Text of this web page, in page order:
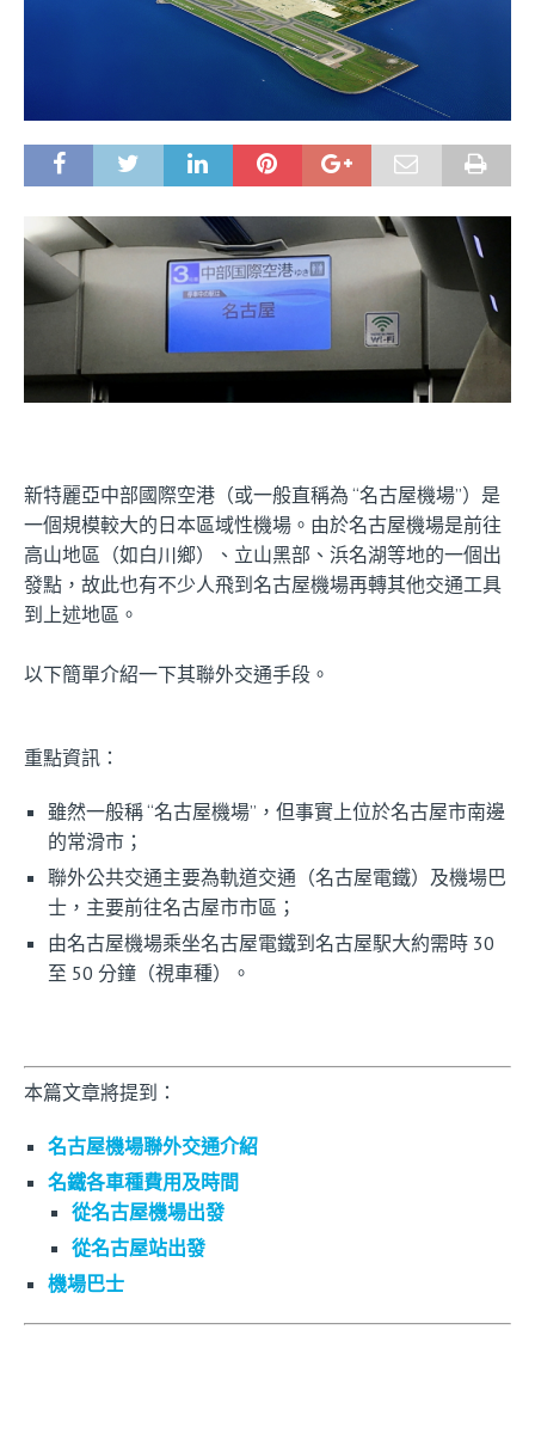
新特麗亞中部國際空港（或一般直稱為 “名古屋機場”）是
一個規模較大的日本區域性機場。由於名古屋機場是前往
高山地區（如白川鄉）、立山黑部、浜名湖等地的一個出
發點，故此也有不少人飛到名古屋機場再轉其他交通工具
到上述地區。
以下簡單介紹一下其聯外交通手段。
重點資訊：
雖然一般稱 “名古屋機場”，但事實上位於名古屋市南邊
的常滑市；
聯外公共交通主要為軌道交通（名古屋電鐵）及機場巴
士，主要前往名古屋市市區；
由名古屋機場乘坐名古屋電鐵到名古屋駅大約需時 30
至 50 分鐘（視車種）。
本篇文章將提到：
名古屋機場聯外交通介紹
名鐵各車種費用及時間
從名古屋機場出發
從名古屋站出發
機場巴士